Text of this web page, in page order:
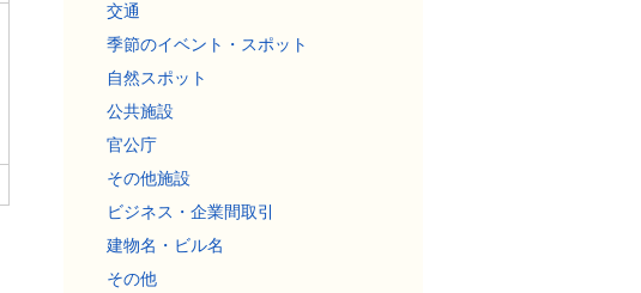
交通
季節のイベント・スポット
自然スポット
公共施設
官公庁
その他施設
ビジネス・企業間取引
建物名・ビル名
その他